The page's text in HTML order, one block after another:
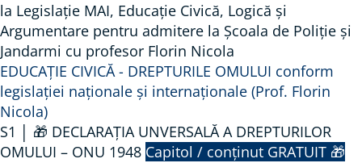
la Legislație MAI, Educație Civică, Logică și
Argumentare pentru admitere la Școala de Poliție și
Jandarmi cu profesor Florin Nicola
EDUCAȚIE CIVICĂ - DREPTURILE OMULUI conform
legislației naționale și internaționale (Prof. Florin
Nicola)
S1 │ 🎁 DECLARAȚIA UNVERSALĂ A DREPTURILOR
OMULUI – ONU 1948 Capitol / conținut GRATUIT 🎁